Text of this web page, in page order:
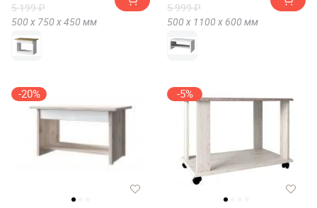
5 199 ₽
500 х 750 х450 мм
5 999 ₽
500 х 1100 х 600 мм
-20% -5%